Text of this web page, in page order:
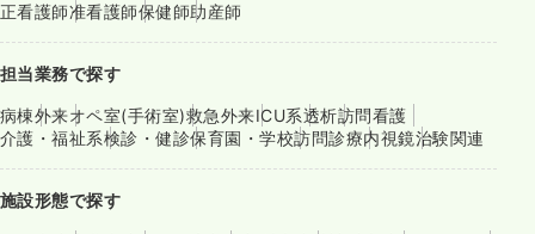
正看護師准看護師保健師助産師
担当業務で探す
病棟外来オペ室(手術室)救急外来ICU系透析訪問看護
介護・福祉系検診・健診保育園・学校訪問診療内視鏡治験関連
施設形態で探す